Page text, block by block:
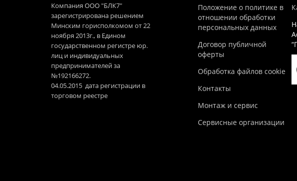
Компания ООО "БЛК7"
зарегистрирована решением
Минским горисполкомом от 22
ноября 2013г., в Едином
государственном регистре юр.
лиц и индивидуальных
предпринимателей за
№192166272.
04.05.2015 дата регистрации в
торговом реестре
Положение о политике в
отношении обработки
персональных данных
Договор публичной
оферты
Обработка файлов cookie
Контакты
Монтаж и сервис
Сервисные организации